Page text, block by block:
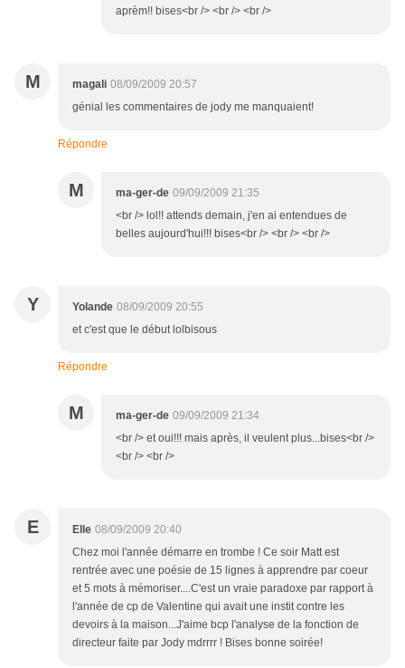
aprèm!! bises<br /> <br /> <br />
M magali 08/09/2009 20:57
génial les commentaires de jody me manquaient!
Répondre
M ma-ger-de 09/09/2009 21:35
<br /> lol!! attends demain, j'en ai entendues de
belles aujourd'hui!!! bises<br /> <br /> <br />
Y Yolande 08/09/2009 20:55
et c'est que le début lolbisous
Répondre
M ma-ger-de 09/09/2009 21:34
<br /> et oui!!! mais après, il veulent plus...bises<br />
<br /> <br />
E Elle 08/09/2009 20:40
Chez moi l'année démarre en trombe ! Ce soir Matt est
rentrée avec une poésie de 15 lignes à apprendre par coeur
et 5 mots à mémoriser....C'est un vraie paradoxe par rapport à
l'année de cp de Valentine qui avait une instit contre les
devoirs à la maison...J'aime bcp l'analyse de la fonction de
directeur faite par Jody mdrrrr ! Bises bonne soirée!